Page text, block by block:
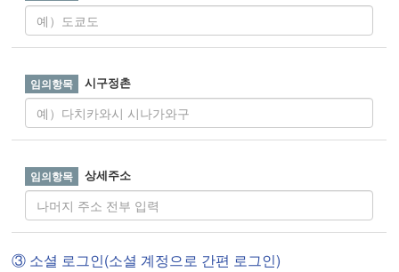
시구정촌
상세주소
③ 소셜 로그인(소셜 계정으로 간편 로그인)